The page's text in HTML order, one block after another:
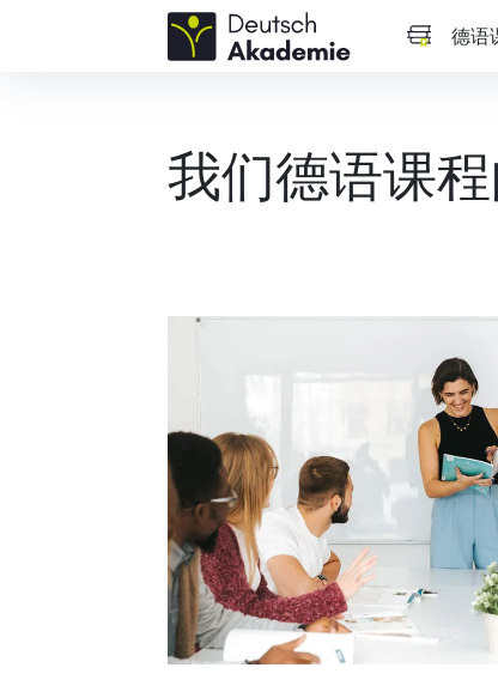
德语
我们德语课